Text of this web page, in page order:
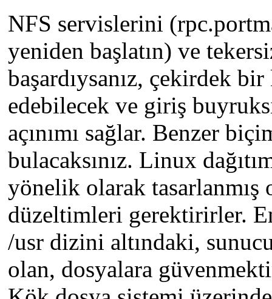
NFS servislerini
yeniden başlatın) ve
başardıysanız, çekirdek
edebilecek ve giriş
açınımı sağlar. Benzer
bulacaksınız. Linux
yönelik olarak tasarlanmış
düzeltimleri gerektirirler.
/usr dizini altındaki,
olan, dosyalara